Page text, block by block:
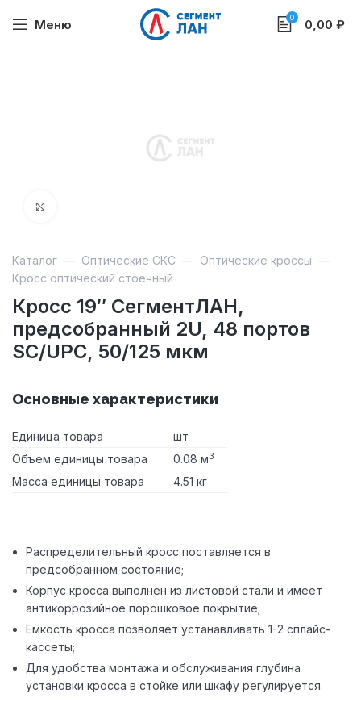
Меню 0 0,00 ₽
Каталог — Оптические СКС — Оптические кроссы —
Кросс оптический стоечный
Кросс 19″ СегментЛАН,
предсобранный 2U, 48 портов
SC/UPC, 50/125 мкм
Основные характеристики
Единица товара
шт
Объем единицы товара
0.08 м3
Масса единицы товара 4.51 кг
Распределительный кросс поставляется в
предсобранном состояние;
Корпус кросса выполнен из листовой стали и имеет
антикоррозийное порошковое покрытие;
Емкость кросса позволяет устанавливать 1-2 сплайс-
кассеты;
Для удобства монтажа и обслуживания глубина
установки кросса в стойке или шкафу регулируется.